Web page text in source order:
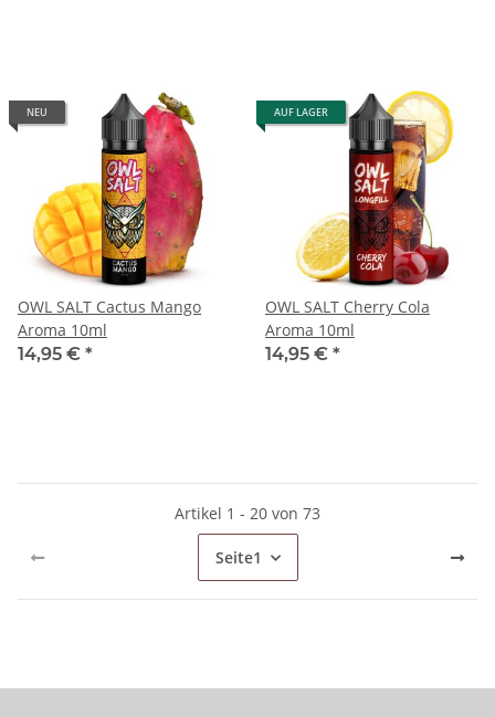
NEU
OWL SALT Cactus Mango
Aroma 10ml
14,95 € *
AUF LAGER
OWL SALT Cherry Cola
Aroma 10ml
14,95 € *
Artikel 1 - 20 von 73
Seite1